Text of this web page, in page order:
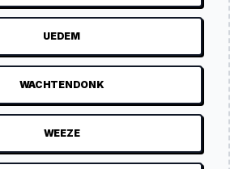
UEDEM
WACHTENDONK
WEEZE